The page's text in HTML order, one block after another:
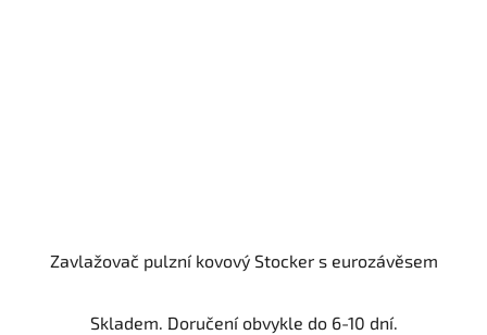
Zavlažovač pulzní kovový Stocker s eurozávěsem
Skladem. Doručení obvykle do 6-10 dní.